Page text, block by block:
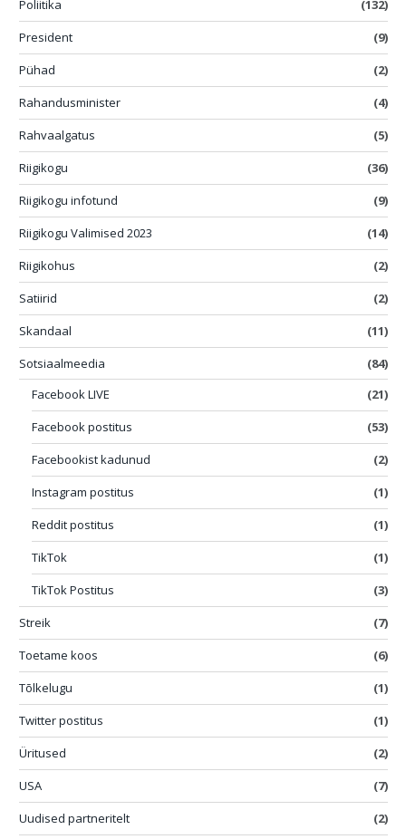
Poliitika
(132)
President
(9)
Pühad
(2)
Rahandusminister
(4)
Rahvaalgatus
(5)
Riigikogu
(36)
Riigikogu infotund
(9)
Riigikogu Valimised 2023
(14)
Riigikohus
(2)
Satiirid
(2)
Skandaal
(11)
Sotsiaalmeedia
(84)
Facebook LIVE
(21)
Facebook postitus
(53)
Facebookist kadunud
(2)
Instagram postitus
(1)
Reddit postitus
(1)
TikTok
(1)
TikTok Postitus
(3)
Streik
(7)
Toetame koos
(6)
Tõlkelugu
(1)
Twitter postitus
(1)
Üritused
(2)
USA
(7)
Uudised partneritelt
(2)